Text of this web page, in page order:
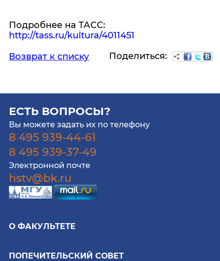
Подробнее на ТАСС:
http://tass.ru/kultura/4011451
Возврат к списку
Поделиться:
ЕСТЬ ВОПРОСЫ?
Вы можете задать их по телефону
8 495 939-44-61
8 495 939-37-49
Электронной почте
hstv@bk.ru
О ФАКУЛЬТЕТЕ
ПОПЕЧИТЕЛЬСКИЙ СОВЕТ